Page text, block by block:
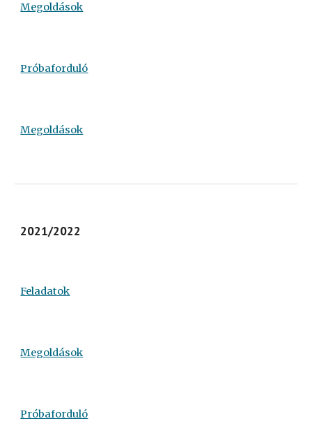
Megoldások
Próbaforduló
Megoldások
2021/2022
Feladatok
Megoldások
Próbaforduló